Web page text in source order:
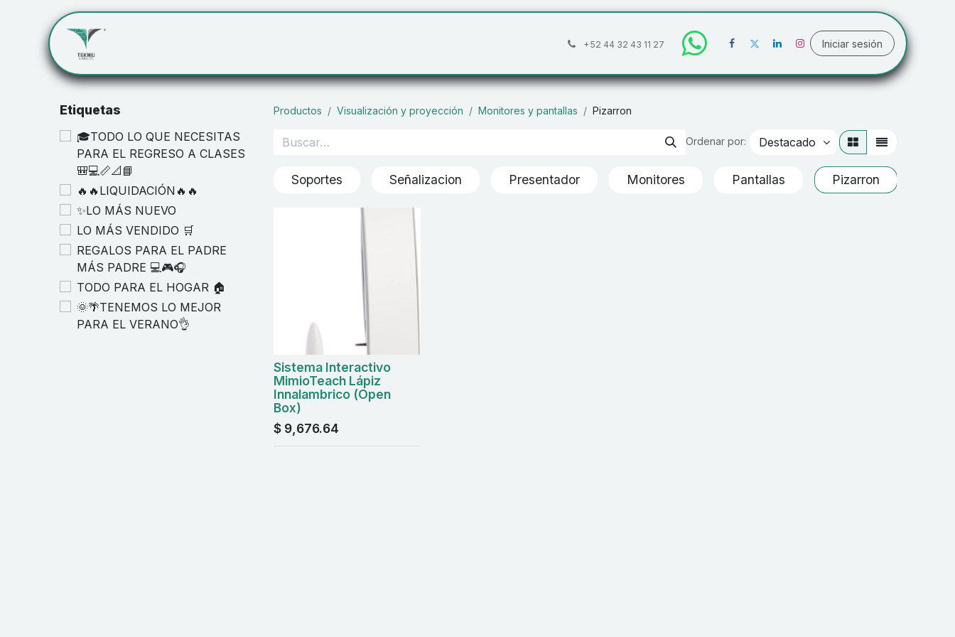
+52 44 32 43 11 27 Iniciar sesión
Etiquetas
🎓TODO LO QUE NECESITAS
PARA EL REGRESO A CLASES
🎒💻📏📐📘
🔥🔥LIQUIDACIÓN🔥🔥
✨LO MÁS NUEVO
LO MÁS VENDIDO 🛒
REGALOS PARA EL PADRE
MÁS PADRE 💻🎮🎧
TODO PARA EL HOGAR 🏠
🌞🌴TENEMOS LO MEJOR
PARA EL VERANO👌
Productos Visualización y proyección Monitores y pantallas Pizarron
Ordenar por: Destacado
Soportes Señalizacion Presentador Monitores Pantallas Pizarron
Sistema Interactivo
MimioTeach Lápiz
Innalambrico (Open
Box)
$ 9,676.64